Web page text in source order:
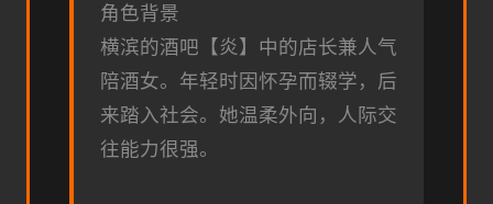
角色背景
横滨的酒吧【炎】中的店长兼人气
陪酒女。年轻时因怀孕而辍学，后
来踏入社会。她温柔外向，人际交
往能力很强。